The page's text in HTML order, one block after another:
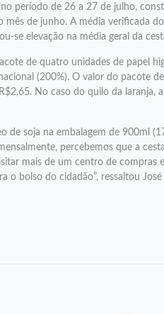
período de 26 a 27 de julho,
de junho. A média verificada
se elevação na média geral da
de quatro unidades de papel
(200%). O valor do pacote
No caso do quilo da laranja,
soja na embalagem de 900ml
percebemos que a
mais de um centro de compras
bolso do cidadão”, ressaltou